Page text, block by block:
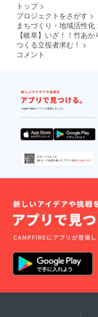
トップ >
プロジェクトをさがす >
まちづくり・地域活性化
【岐阜】いざ！！竹あ
つくる立役者求む！ >
コメント